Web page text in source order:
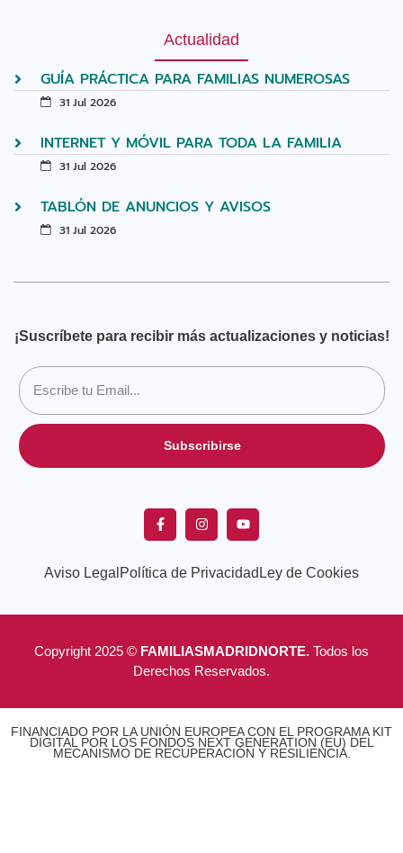
Actualidad
GUÍA PRÁCTICA PARA FAMILIAS NUMEROSAS
31 Jul 2026
INTERNET Y MÓVIL PARA TODA LA FAMILIA
31 Jul 2026
TABLÓN DE ANUNCIOS Y AVISOS
31 Jul 2026
¡Suscríbete para recibir más actualizaciones y noticias!
Subscribirse
Aviso Legal Política de Privacidad Ley de Cookies
Copyright 2025 © FAMILIASMADRIDNORTE. Todos los
Derechos Reservados.
FINANCIADO POR LA UNIÓN EUROPEA CON EL PROGRAMA KIT
DIGITAL POR LOS FONDOS NEXT GENERATION (EU) DEL
MECANISMO DE RECUPERACIÓN Y RESILIENCIA.